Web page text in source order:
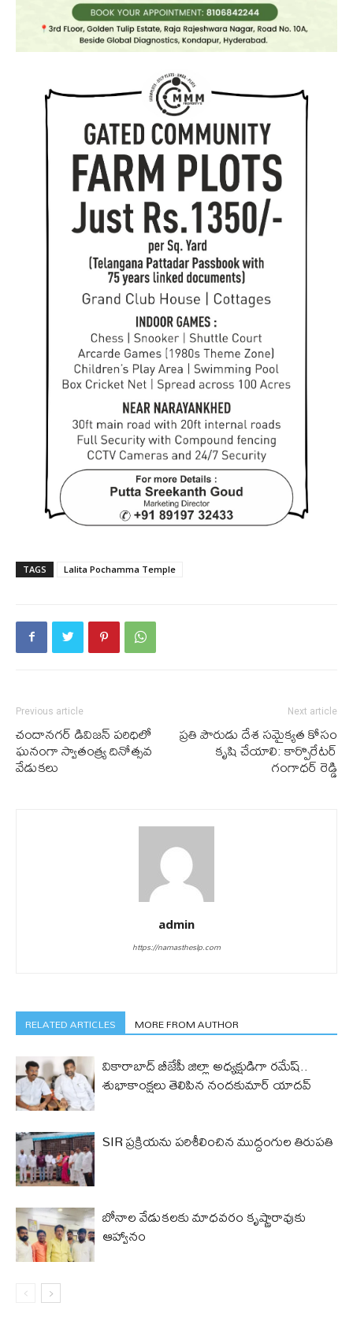
TAGS Lalita Pochamma Temple
Previous article
చందానగర్ డివిజన్ పరిధిలో
ఘనంగా స్వాతంత్ర్య దినోత్సవ
వేడుకలు
Next article
ప్రతి పౌరుడు దేశ సమైక్యత కోసం
కృషి చేయాలి: కార్పొరేటర్
గంగాధర్ రెడ్డి
admin
https://namastheslp.com
RELATED ARTICLES MORE FROM AUTHOR
వికారాబాద్ బీజేపీ జిల్లా అధ్యక్షుడిగా రమేష్‌..
శుభాకాంక్షలు తెలిపిన నందకుమార్ యాదవ్
SIR ప్రక్రియను పరిశీలించిన ముద్దంగుల తిరుపతి
బోనాల వేడుకలకు మాధవరం కృష్ణారావుకు
ఆహ్వానం